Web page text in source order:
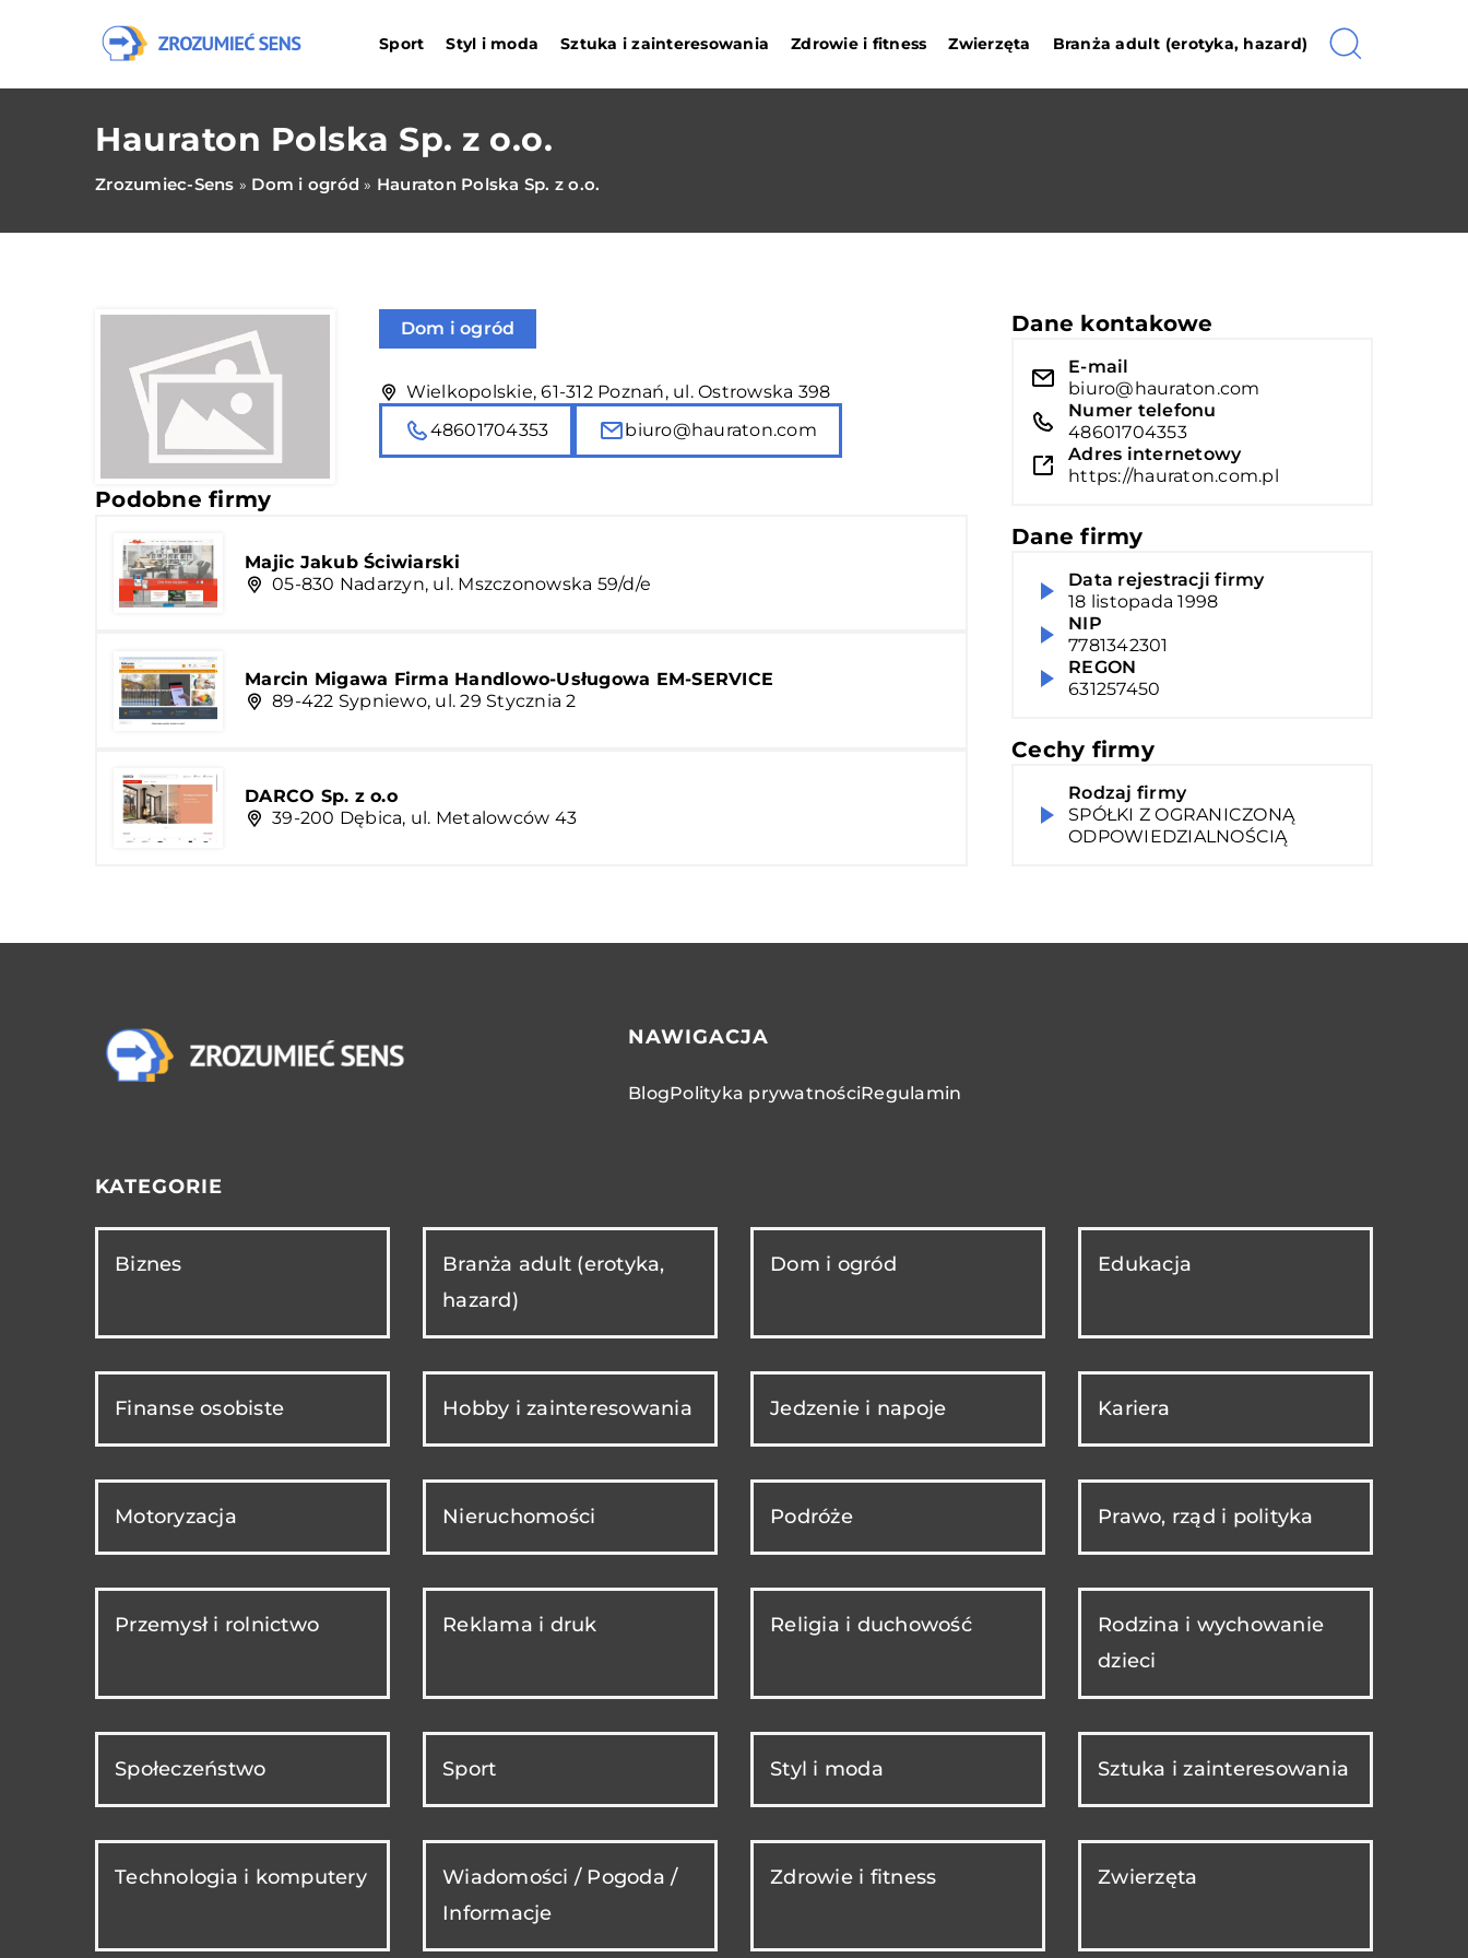
Sport Styl i moda Sztuka i zainteresowania Zdrowie i fitness Zwierzęta Branża adult (erotyka, hazard)
Hauraton Polska Sp. z o.o.
Zrozumiec-Sens » Dom i ogród » Hauraton Polska Sp. z o.o.
Dom i ogród
Wielkopolskie, 61-312 Poznań, ul. Ostrowska 398
48601704353
biuro@hauraton.com
Podobne firmy
Majic Jakub Ściwiarski
05-830 Nadarzyn, ul. Mszczonowska 59/d/e
Marcin Migawa Firma Handlowo-Usługowa EM-SERVICE
89-422 Sypniewo, ul. 29 Stycznia 2
DARCO Sp. z o.o
39-200 Dębica, ul. Metalowców 43
Dane kontakowe
E-mail
biuro@hauraton.com
Numer telefonu
48601704353
Adres internetowy
https://hauraton.com.pl
Dane firmy
Data rejestracji firmy
18 listopada 1998
NIP
7781342301
REGON
631257450
Cechy firmy
Rodzaj firmy
SPÓŁKI Z OGRANICZONĄ
ODPOWIEDZIALNOŚCIĄ
NAWIGACJA
BlogPolityka prywatnościRegulamin
KATEGORIE
Biznes
Branża adult (erotyka,
hazard)
Dom i ogród Edukacja
Finanse osobiste Hobby i zainteresowania Jedzenie i napoje Kariera
Motoryzacja Nieruchomości Podróże Prawo, rząd i polityka
Przemysł i rolnictwo Reklama i druk Religia i duchowość
Rodzina i wychowanie
dzieci
Społeczeństwo Sport Styl i moda Sztuka i zainteresowania
Technologia i komputery
Wiadomości / Pogoda /
Informacje
Zdrowie i fitness Zwierzęta